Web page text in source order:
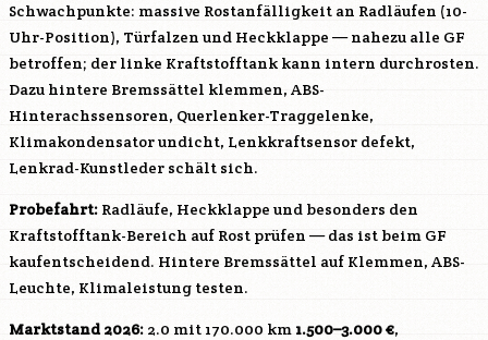
Schwachpunkte: massive Rostanfälligkeit an Radläufen (10-
Uhr-Position), Türfalzen und Heckklappe — nahezu alle GF
betroffen; der linke Kraftstofftank kann intern durchrosten.
Dazu hintere Bremssättel klemmen, ABS-
Hinterachssensoren, Querlenker-Traggelenke,
Klimakondensator undicht, Lenkkraftsensor defekt,
Lenkrad-Kunstleder schält sich.
Probefahrt: Radläufe, Heckklappe und besonders den
Kraftstofftank-Bereich auf Rost prüfen — das ist beim GF
kaufentscheidend. Hintere Bremssättel auf Klemmen, ABS-
Leuchte, Klimaleistung testen.
Marktstand 2026: 2.0 mit 170.000 km 1.500–3.000 €,